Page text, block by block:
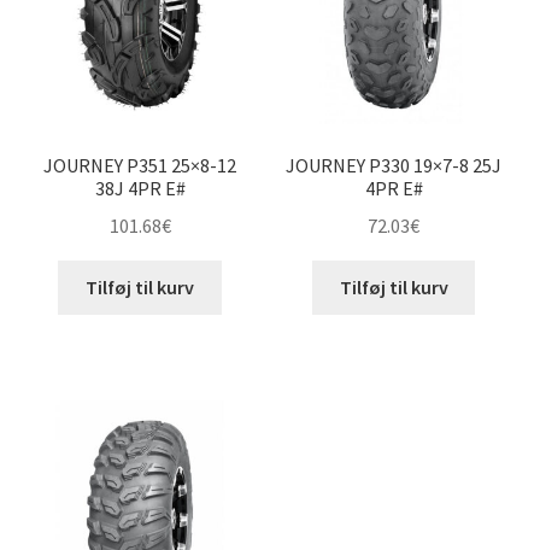
JOURNEY P351 25×8-12
38J 4PR E#
101.68€
Tilføj til kurv
JOURNEY P330 19×7-8 25J
4PR E#
72.03€
Tilføj til kurv